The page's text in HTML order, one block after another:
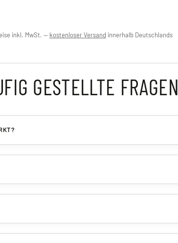
inkl. MwSt. — kostenloser Versand innerhalb Deutschlands
GESTELLTE FRAGEN